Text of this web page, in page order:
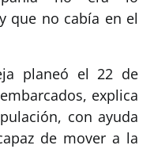
que no cabía en el
planeó el 22 de
explica
con ayuda
de mover a la